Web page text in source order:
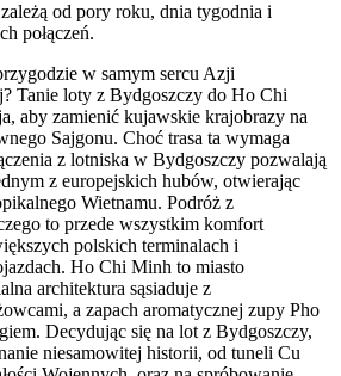
od pory roku, dnia tygodnia i
połączeń.
w samym sercu Azji
Tanie loty z Bydgoszczy do Ho Chi
aby zamienić kujawskie krajobrazy na
Sajgonu. Choć trasa ta wymaga
z lotniska w Bydgoszczy pozwalają
z europejskich hubów, otwierając
Wietnamu. Podróż z
to przede wszystkim komfort
polskich terminalach i
Ho Chi Minh to miasto
architektura sąsiaduje z
a zapach aromatycznej zupy Pho
Decydując się na lot z Bydgoszczy,
niesamowitej historii, od tuneli Cu